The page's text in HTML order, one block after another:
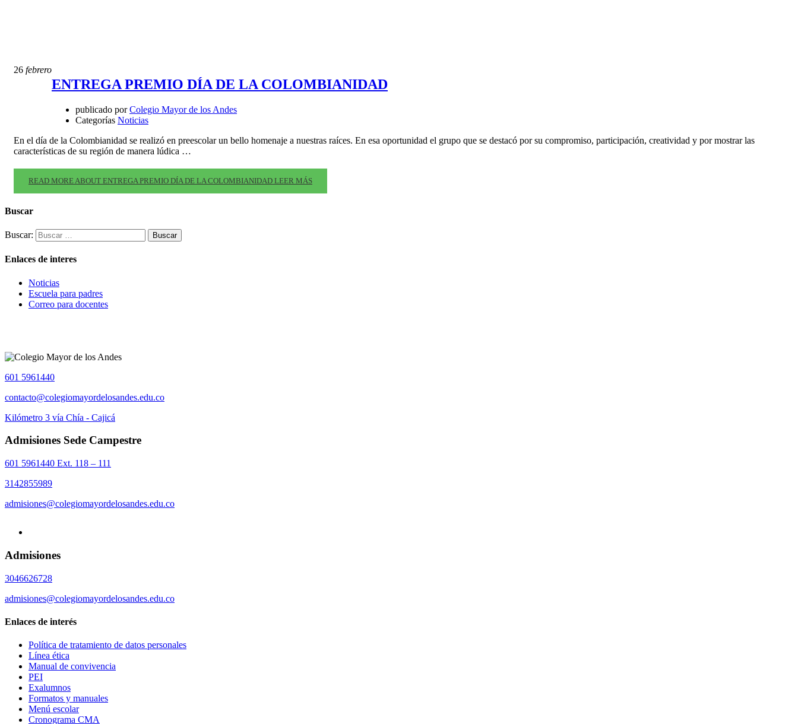
26 febrero
ENTREGA PREMIO DÍA DE LA COLOMBIANIDAD
publicado por Colegio Mayor de los Andes
Categorías Noticias
En el día de la Colombianidad se realizó en preescolar un bello homenaje a nuestras raíces. En esa oportunidad el grupo que se destacó por su compromiso, participación, creatividad y por mostrar las
características de su región de manera lúdica …
READ MORE ABOUT ENTREGA PREMIO DÍA DE LA COLOMBIANIDAD LEER MÁS
Buscar
Buscar:
Enlaces de interes
Noticias
Escuela para padres
Correo para docentes
601 5961440
contacto@colegiomayordelosandes.edu.co
Kilómetro 3 vía Chía - Cajicá
Admisiones Sede Campestre
601 5961440 Ext. 118 – 111
3142855989
admisiones@colegiomayordelosandes.edu.co
Admisiones
3046626728
admisiones@colegiomayordelosandes.edu.co
Enlaces de interés
Política de tratamiento de datos personales
Línea ética
Manual de convivencia
PEI
Exalumnos
Formatos y manuales
Menú escolar
Cronograma CMA